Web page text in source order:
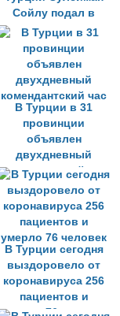
Сойлу подал в
отставку
В Турции в 31
провинции
объявлен
двухдневный
комендантский час
В Турции сегодня
выздоровело от
коронавируса 256
пациентов и
умерло 76 человек